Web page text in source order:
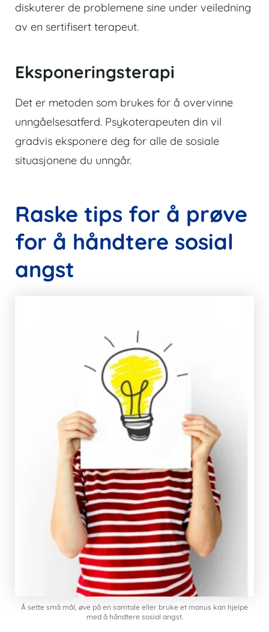
diskuterer de problemene sine under veiledning
av en sertifisert terapeut.
Eksponeringsterapi
Det er metoden som brukes for å overvinne
unngåelsesatferd. Psykoterapeuten din vil
gradvis eksponere deg for alle de sosiale
situasjonene du unngår.
Raske tips for å prøve
for å håndtere sosial
angst
Å sette små mål, øve på en samtale eller bruke et manus kan hjelpe
med å håndtere sosial angst.